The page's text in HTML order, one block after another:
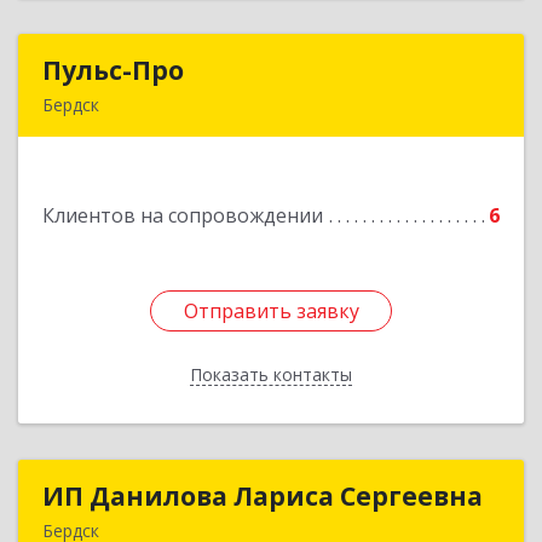
Пульс-Про
Бердск
Клиентов на сопровождении 6
Отправить заявку
Показать контакты
Подробнее
Отправить заявку
Назад
ИП Данилова Лариса Сергеевна
Бердск
ИП Данилова Лариса Сергеевна